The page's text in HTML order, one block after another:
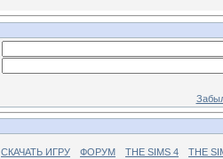
СКАЧАТЬ ИГРУ ФОРУМ THE SIMS 4 THE